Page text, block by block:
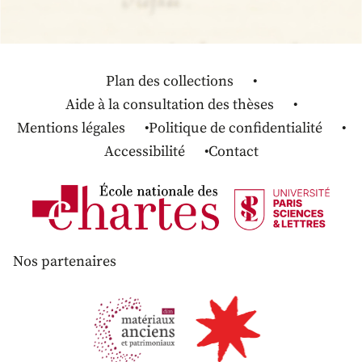
Plan des collections
Aide à la consultation des thèses
Mentions légales
Politique de confidentialité
Accessibilité
Contact
Nos partenaires